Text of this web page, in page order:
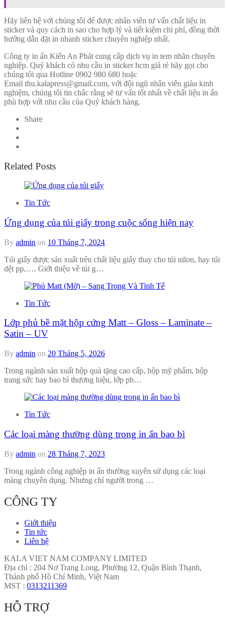
Hãy liên hệ với chúng tôi để được nhân viên tư vấn chất liệu in
sticker và quy cách in sao cho hợp lý và tiết kiệm chi phí, đồng thời
hướng dẫn đặt in nhanh sticker chuyên nghiệp nhất.
Công ty in ấn Kiến An Phát cung cấp dịch vụ in tem nhãn chuyên
nghiệp. Quý khách có nhu cầu in sticker hcm giá rẻ hãy gọi cho
chúng tôi qua Hotline 0902 980 680 hoặc
Email thu.kalapress@gmail.com, với đội ngũ nhân viên giàu kinh
nghiệm, chúng tôi tin chắc rằng sẽ tư vấn tốt nhất về chất liệu in ấn
phù hợp với nhu cầu của Quý khách hàng.
Share
Related Posts
Tin Tức
Ứng dụng của túi giấy trong cuộc sống hiện nay
By admin on 10 Tháng 7, 2024
Túi giấy được sản xuất trên chất liệu giấy thay cho túi nilon, hay túi
dệt pp,…. Giới thiệu về túi g…
Tin Tức
Lớp phủ bề mặt hộp cứng Matt – Gloss – Laminate –
Satin – UV
By admin on 20 Tháng 5, 2026
Trong ngành sản xuất hộp quà tặng cao cấp, hộp mỹ phẩm, hộp
trang sức hay bao bì thương hiệu, lớp ph…
Tin Tức
Các loại màng thường dùng trong in ấn bao bì
By admin on 28 Tháng 7, 2023
Trong ngành công nghiệp in ấn thường xuyên sử dụng các loại
màng chuyên dụng. Nhưng chỉ người trong …
CÔNG TY
Giới thiệu
Tin tức
Liên hệ
KALA VIET NAM COMPANY LIMITED
Địa chỉ : 204 Nơ Trang Long, Phường 12, Quận Bình Thạnh,
Thành phố Hồ Chí Minh, Việt Nam
MST : 0313211369
HỖ TRỢ